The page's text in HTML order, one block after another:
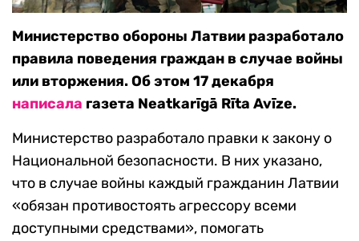
Министерство обороны Латвии разработало
правила поведения граждан в случае войны
или вторжения. Об этом 17 декабря
написала газета Neatkarīgā Rīta Avīze.
Министерство разработало правки к закону о
Национальной безопасности. В них указано,
что в случае войны каждый гражданин Латвии
«обязан противостоять агрессору всеми
доступными средствами», помогать